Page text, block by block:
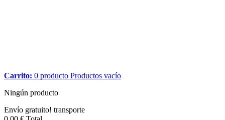
Carrito: 0 producto Productos vacío
Ningún producto
Envío gratuito! transporte